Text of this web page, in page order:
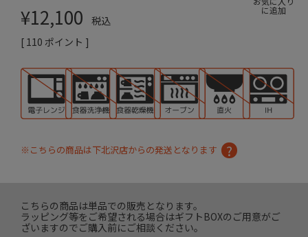
¥12,100
税込
[ 110 ポイント ]
※こちらの商品は下北沢店からの発送となります
こちらの商品は単品での販売となります。
ラッピング等をご希望される場合はギフトBOXのご用意がご
ざいますのでご購入前にご相談ください。